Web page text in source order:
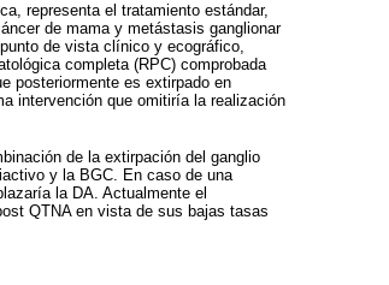
representa el tratamiento estándar,
de mama y metástasis ganglionar
de vista clínico y ecográfico,
completa (RPC) comprobada
posteriormente es extirpado en
intervención que omitiría la realización
de la extirpación del ganglio
y la BGC. En caso de una
la DA. Actualmente el
QTNA en vista de sus bajas tasas